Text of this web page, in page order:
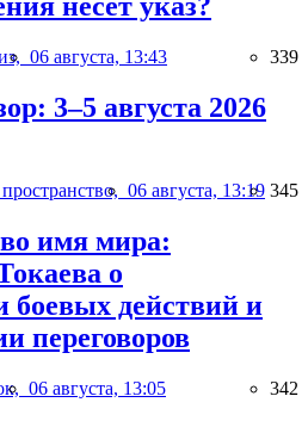
06 августа, 13:43 339
3–5 августа 2026
06 августа, 13:19 345
имя мира:
о
боевых действий и
переговоров
06 августа, 13:05 342